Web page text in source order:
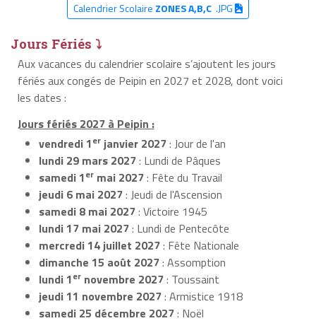
Calendrier Scolaire ZONES A,B,C.JPG
Jours Fériés ⤵
Aux vacances du calendrier scolaire s’ajoutent les jours
fériés aux congés de Peipin en 2027 et 2028, dont voici
les dates :
Jours fériés 2027 à Peipin :
vendredi 1er janvier 2027: Jour de l'an
lundi 29 mars 2027: Lundi de Pâques
samedi 1er mai 2027: Fête du Travail
jeudi 6 mai 2027: Jeudi de l'Ascension
samedi 8 mai 2027: Victoire 1945
lundi 17 mai 2027: Lundi de Pentecôte
mercredi 14 juillet 2027: Fête Nationale
dimanche 15 août 2027: Assomption
lundi 1er novembre 2027: Toussaint
jeudi 11 novembre 2027: Armistice 1918
samedi 25 décembre 2027: Noël